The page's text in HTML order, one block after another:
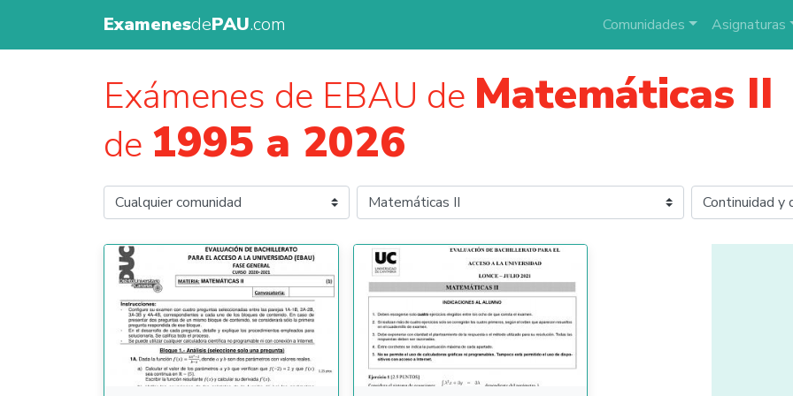
ExamenesdePAU.com Comunidades Asignaturas
Exámenes de EBAU de Matemáticas II
de 1995 a 2026